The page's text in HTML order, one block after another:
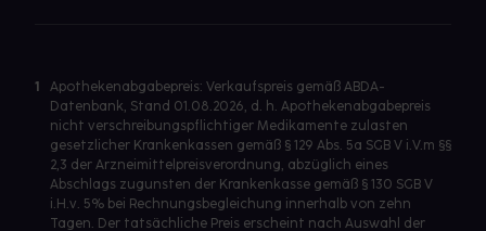
1
Apothekenabgabepreis: Verkaufspreis gemäß ABDA-
Datenbank, Stand 01.08.2026, d. h. Apothekenabgabepreis
nicht verschreibungspflichtiger Medikamente zulasten
gesetzlicher Krankenkassen gemäß § 129 Abs. 5a SGB V i.V.m §§
2,3 der Arzneimittelpreisverordnung, abzüglich eines
Abschlags zugunsten der Krankenkasse gemäß § 130 SGB V
i.H.v. 5% bei Rechnungsbegleichung innerhalb von zehn
Tagen. Der tatsächliche Preis erscheint nach Auswahl der